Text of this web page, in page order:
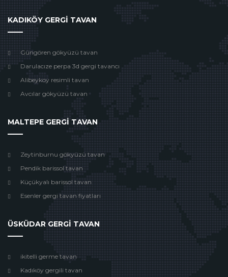
KADIKÖY GERGİ TAVAN
Güngören gökyüzü tavan
Darulacıze perpa 3d gergi tavancı
Alibeykoy resimli tavan
Avcılar gökyüzü tavan
MALTEPE GERGİ TAVAN
Zeytinburnu gökyüzü tavan
Pendik barissol tavan
Küçükyalı barissol tavan
Esenler gergi tavan fiyatları
ÜSKÜDAR GERGİ TAVAN
ikitelli germe tavan
Kadıköy gergili tavan